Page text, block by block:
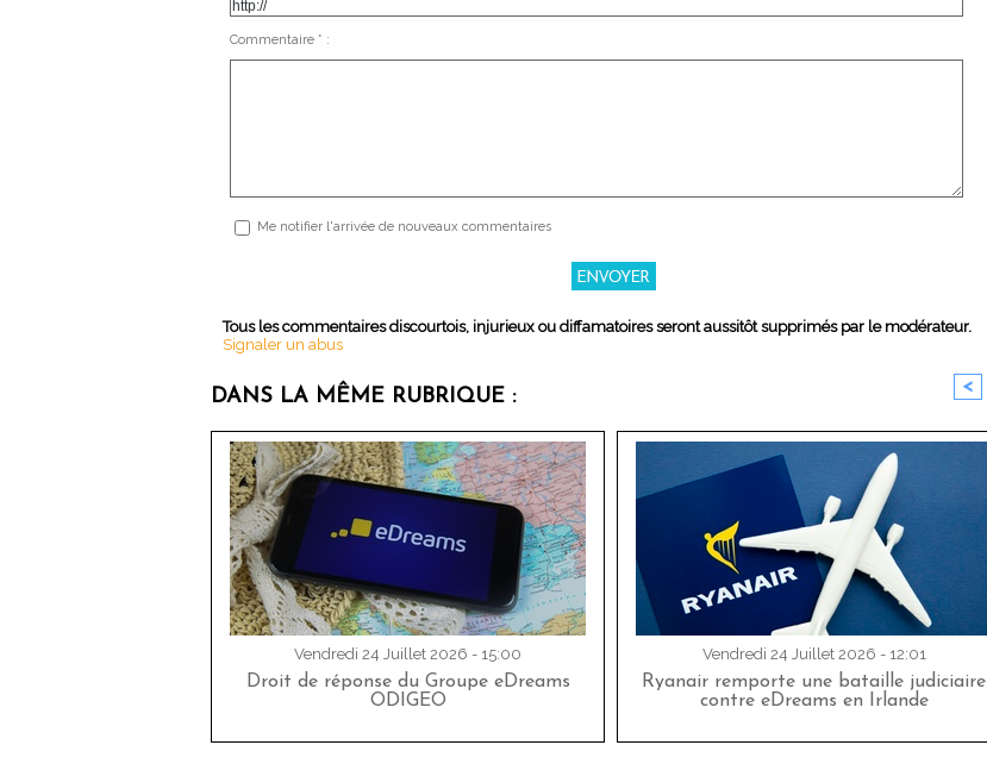
Commentaire * :
Me notifier l'arrivée de nouveaux commentaires
Tous les commentaires discourtois, injurieux ou diffamatoires seront aussitôt supprimés par le modérateur.
Signaler un abus
DANS LA MÊME RUBRIQUE : <
Vendredi 24 Juillet 2026 - 15:00
Droit de réponse du Groupe eDreams
ODIGEO
Vendredi 24 Juillet 2026 - 12:01
Ryanair remporte une bataille judiciaire
contre eDreams en Irlande